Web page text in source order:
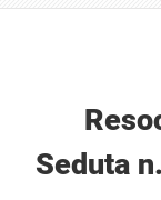
Seduta